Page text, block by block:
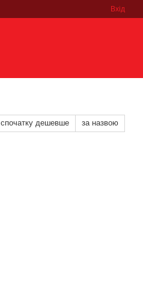
Вхід
спочатку дешевше за назвою